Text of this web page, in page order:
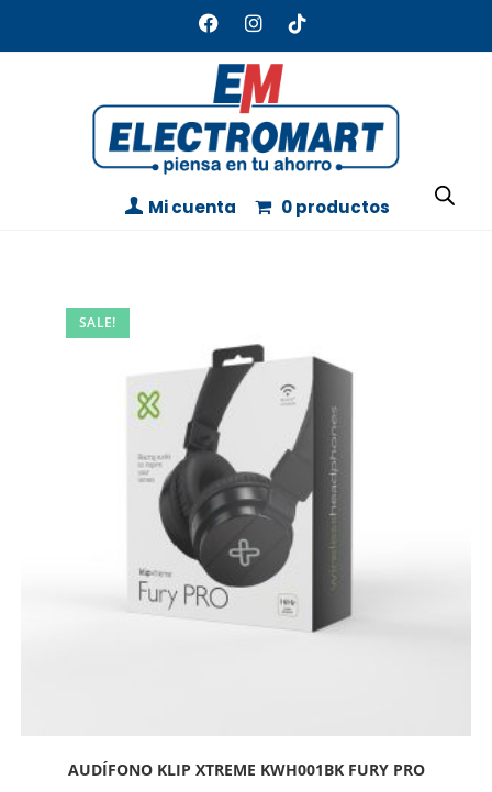
Mi cuenta 0 productos
SALE!
AUDÍFONO KLIP XTREME KWH001BK FURY PRO